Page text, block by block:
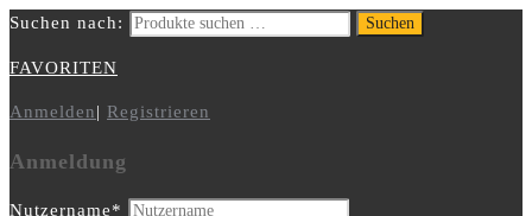
Suchen nach: Suchen
FAVORITEN
Anmelden| Registrieren
Anmeldung
Nutzername*